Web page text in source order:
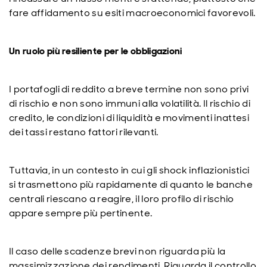
fare affidamento su esiti macroeconomici favorevoli.
Un ruolo più resiliente per le obbligazioni
I portafogli di reddito a breve termine non sono privi
di rischio e non sono immuni alla volatilità. Il rischio di
credito, le condizioni di liquidità e movimenti inattesi
dei tassi restano fattori rilevanti.
Tuttavia, in un contesto in cui gli shock inflazionistici
si trasmettono più rapidamente di quanto le banche
centrali riescano a reagire, il loro profilo di rischio
appare sempre più pertinente.
Il caso delle scadenze brevi non riguarda più la